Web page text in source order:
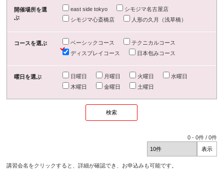
開催場所を選
ぶ
east side tokyo
シモジマ名古屋店
シモジマ心斎橋店
人形の久月（浅草橋）
コースを選ぶ ベーシックコース
テクニカルコース
ディスプレイコース
日本包みコース
曜日を選ぶ 日曜日 月曜日 火曜日
水曜日
木曜日
金曜日 土曜日
0 -0件 /0件
講習会名をクリックすると、詳細が確認でき、お申込みも可能です。